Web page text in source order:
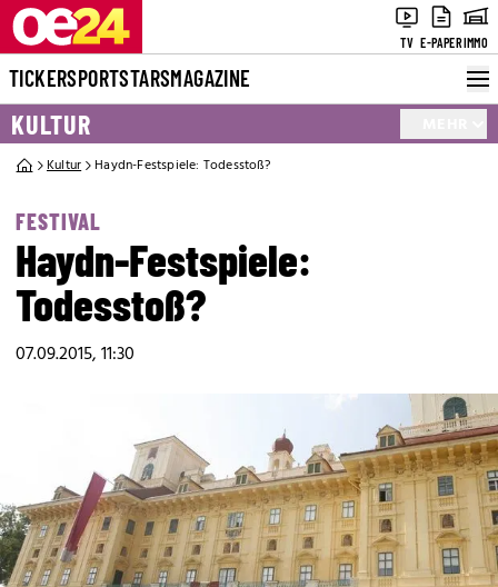
TV E-PAPERIMMO
TICKERSPORTSTARSMAGAZINE
KULTUR
Kultur Haydn-Festspiele: Todesstoß?
FESTIVAL
Haydn-Festspiele:
Todesstoß?
07.09.2015, 11:30